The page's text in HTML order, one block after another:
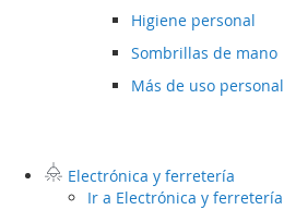
Higiene personal
Sombrillas de mano
Más de uso personal
Electrónica y ferretería
Ir a Electrónica y ferretería